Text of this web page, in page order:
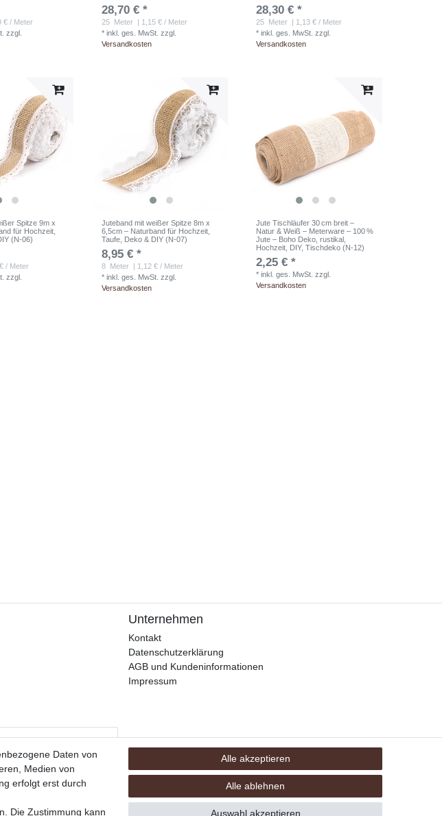
€ / Meter
zzgl.
28,70 € *
25 Meter | 1,15 € / Meter
*inkl. ges. MwSt. zzgl.
Versandkosten
28,30 € *
25 Meter | 1,13 € / Meter
*inkl. ges. MwSt. zzgl.
Versandkosten
Spitze 9m x
für Hochzeit,
(N-06)
/ Meter
zzgl.
Juteband mit weißer Spitze 8m x
6,5cm – Naturband für Hochzeit,
Taufe, Deko & DIY (N-07)
8,95 € *
8 Meter | 1,12 € / Meter
*inkl. ges. MwSt. zzgl.
Versandkosten
Jute Tischläufer 30 cm breit –
Natur & Weiß – Meterware – 100 %
Jute – Boho Deko, rustikal,
Hochzeit, DIY, Tischdeko (N-12)
2,25 € *
*inkl. ges. MwSt. zzgl.
Versandkosten
Unternehmen
Kontakt
Datenschutzerklärung
AGB und Kundeninformationen
Impressum
folgt per E-Mail.
Daten von
Medien von
erfolgt erst durch
Die Zustimmung kann
Alle akzeptieren
Alle ablehnen
Auswahl akzeptieren